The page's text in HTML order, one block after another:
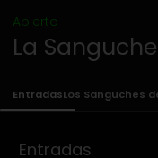
Abierto
La
EntradasLos Sanguches
Entradas